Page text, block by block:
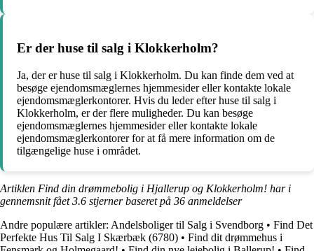
Er der huse til salg i Klokkerholm?
Ja, der er huse til salg i Klokkerholm. Du kan finde dem ved at
besøge ejendomsmæglernes hjemmesider eller kontakte lokale
ejendomsmæglerkontorer. Hvis du leder efter huse til salg i
Klokkerholm, er der flere muligheder. Du kan besøge
ejendomsmæglernes hjemmesider eller kontakte lokale
ejendomsmæglerkontorer for at få mere information om de
tilgængelige huse i området.
Artiklen Find din drømmebolig i Hjallerup og Klokkerholm! har i
gennemsnit fået3.6 stjerner baseret på 36 anmeldelser
Andre populære artikler: Andelsboliger til Salg i Svendborg • Find Det
Perfekte Hus Til Salg I Skærbæk (6780) • Find dit drømmehus i